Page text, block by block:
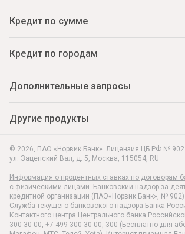
© 2026, ПАО «Норвик Банк». Лицензия ЦБ РФ № 902
ул. Зацепский Вал, д. 5, Москва, 115054, RU
Информация о процентных ставках по договорам
с физическими лицами. Банковский надзор за
кредитной организации (ПАО«Норвик Банк», №
Служба текущего банковского надзора Банка
Контактного центра Центрального банка
300-30-00, +7 499 300-30-00, 300 (Бесплатно для
Кредит по сумме
Кредит по городам
Дополнительные запросы
Другие продукты